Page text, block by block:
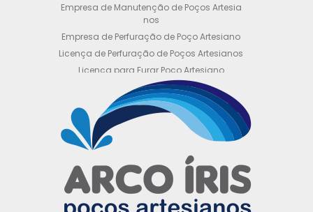
Empresa de Manutenção de Poços Artesia
nos
Empresa de Perfuração de Poço Artesiano
Licença de Perfuração de Poços Artesianos
Licença para Furar Poço Artesiano
Licença para Perfuração de Poço Artesiano
Licença para Poço Semi Artesiano
Manutenção de Poço Semi Artesiano
Manutenção Preventiva de Poços Artesiano
Obtenha sua Licença de Perfuração de Poç
o Artesiano
Orçamento de Poço Semi Artesiano
Orçamento para Perfuração de Poço Artesi